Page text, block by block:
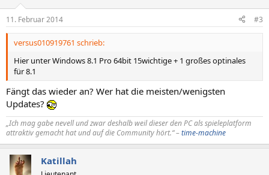
11. Februar 2014 #3
versus010919761 schrieb:
Hier unter Windows 8.1 Pro 64bit 15wichtige + 1 großes optinales
für 8.1
Fängt das wieder an? Wer hat die meisten/wenigsten
Updates?
„Ich mag gabe nevell und zwar deshalb weil dieser den PC als spieleplatform
attraktiv gemacht hat und auf die Community hört.“ –time-machine
Katillah